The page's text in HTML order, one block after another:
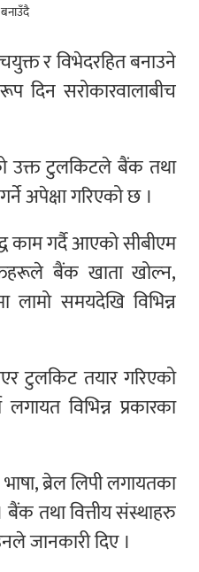
र विभेदरहित बनाउने
दिन सरोकारवालाबीच
उक्त टुलकिटले बैंक तथा
अपेक्षा गरिएको छ ।
काम गर्दै आएको सीबीएम
बैंक खाता खोल्न,
समयदेखि विभिन्न
टुलकिट तयार गरिएको
विभिन्न प्रकारका
ब्रेल लिपी लगायतका
तथा वित्तीय संस्थाहरु
जानकारी दिए ।